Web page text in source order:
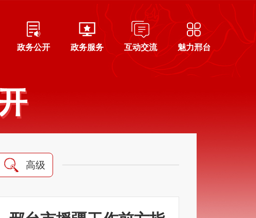
政务公开 政务服务 互动交流 魅力邢台
高级